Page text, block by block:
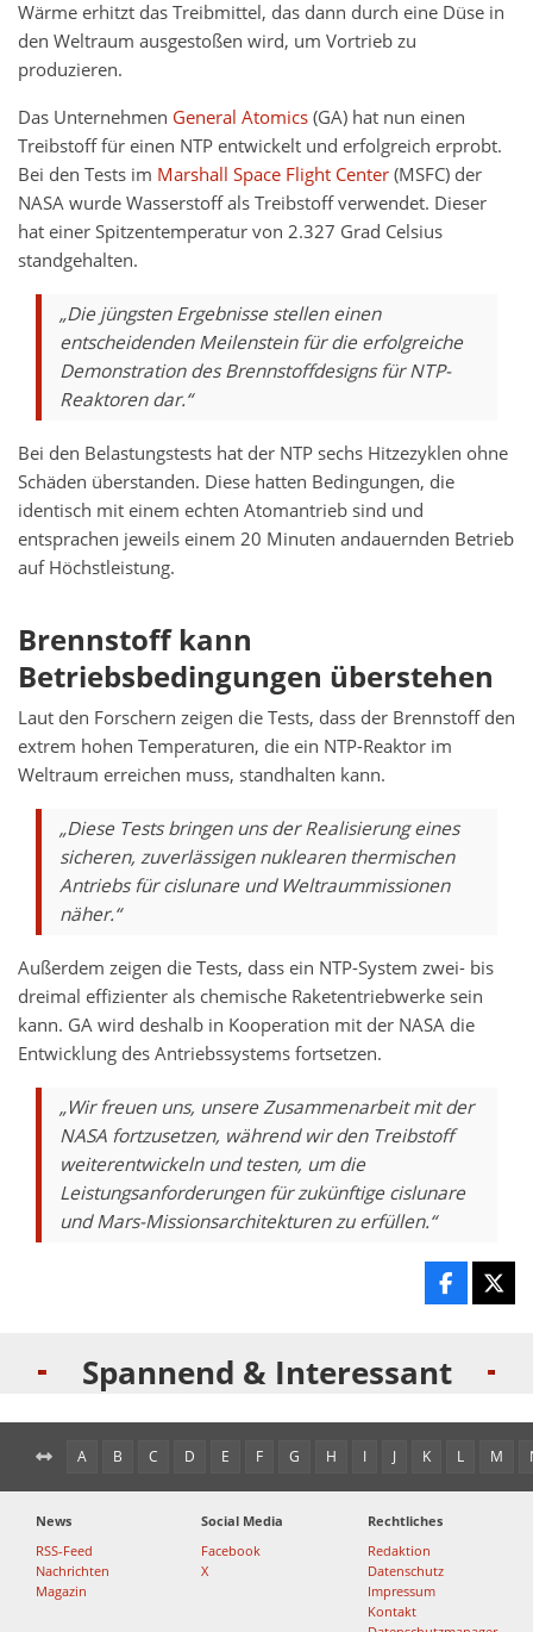
Wärme erhitzt das Treibmittel, das dann durch eine Düse in
den Weltraum ausgestoßen wird, um Vortrieb zu
produzieren.
Das Unternehmen General Atomics(GA) hat nun einen
Treibstoff für einen NTP entwickelt und erfolgreich erprobt.
Bei den Tests im Marshall Space Flight Center(MSFC) der
NASA wurde Wasserstoff als Treibstoff verwendet. Dieser
hat einer Spitzentemperatur von 2.327 Grad Celsius
standgehalten.
„Die jüngsten Ergebnisse stellen einen
entscheidenden Meilenstein für die erfolgreiche
Demonstration des Brennstoffdesigns für NTP-
Reaktoren dar.“
Bei den Belastungstests hat der NTP sechs Hitzezyklen ohne
Schäden überstanden. Diese hatten Bedingungen, die
identisch mit einem echten Atomantrieb sind und
entsprachen jeweils einem 20 Minuten andauernden Betrieb
auf Höchstleistung.
Brennstoff kann
Betriebsbedingungen überstehen
Laut den Forschern zeigen die Tests, dass der Brennstoff den
extrem hohen Temperaturen, die ein NTP-Reaktor im
Weltraum erreichen muss, standhalten kann.
„Diese Tests bringen uns der Realisierung eines
sicheren, zuverlässigen nuklearen thermischen
Antriebs für cislunare und Weltraummissionen
näher.“
Außerdem zeigen die Tests, dass ein NTP-System zwei- bis
dreimal effizienter als chemische Raketentriebwerke sein
kann. GA wird deshalb in Kooperation mit der NASA die
Entwicklung des Antriebssystems fortsetzen.
„Wir freuen uns, unsere Zusammenarbeit mit der
NASA fortzusetzen, während wir den Treibstoff
weiterentwickeln und testen, um die
Leistungsanforderungen für zukünftige cislunare
und Mars-Missionsarchitekturen zu erfüllen.“
Spannend & Interessant
A B C D E F G H I J K L M
News
RSS-Feed
Nachrichten
Magazin
Social Media
Facebook
X
Rechtliches
Redaktion
Datenschutz
Impressum
Kontakt